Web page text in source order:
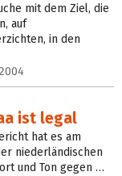
mit dem Ziel, die
auf
in den
ist legal
hat es am
niederländischen
und Ton gegen …